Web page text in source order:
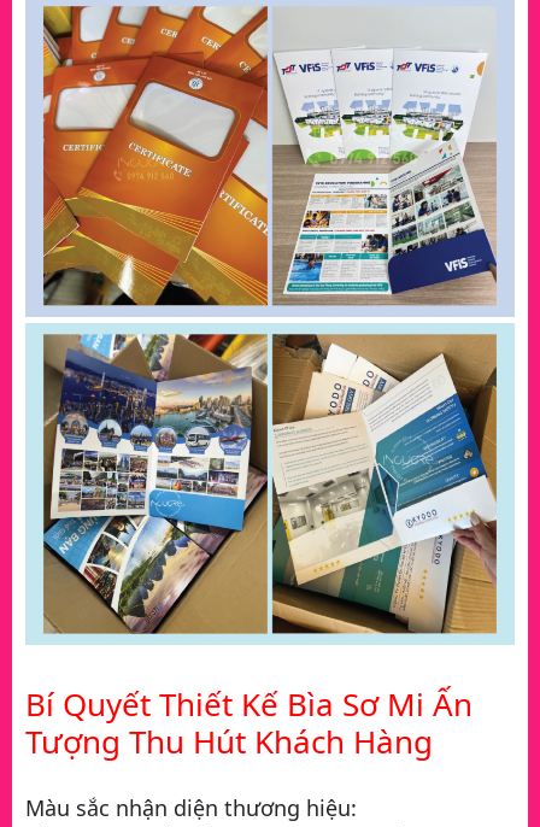
Bí Quyết Thiết Kế Bìa Sơ Mi Ấn
Tượng Thu Hút Khách Hàng
Màu sắc nhận diện thương hiệu: